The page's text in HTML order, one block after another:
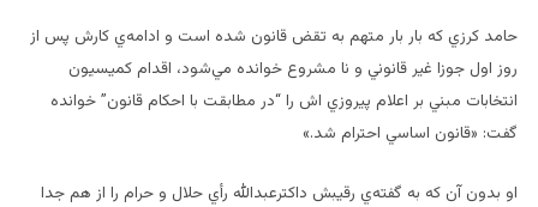
حامد كرزي كه بار بار متهم به تقض قانون شده است و ادامه‌ي كارش پس از
روز اول جوزا غير قانوني و نا مشروع خوانده مي‌شود، اقدام كميسيون
انتخابات مبني بر اعلام پيروزي اش را “در مطابقت با احكام قانون” خوانده
گفت: «قانون اساسي احترام شد.»
او بدون آن كه به گفته‌ي رقيبش داكترعبدالله رأي حلال و حرام را از هم جدا